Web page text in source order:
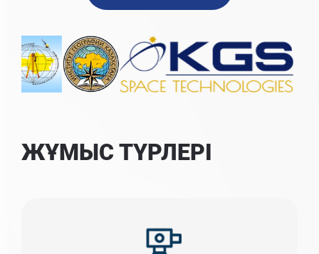
ЖҰМЫС ТҮРЛЕРІ